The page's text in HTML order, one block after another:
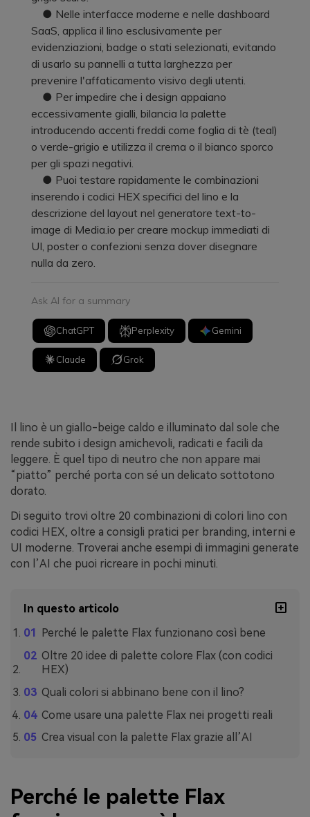
● Nelle interfacce moderne e nelle dashboard
SaaS, applica il lino esclusivamente per
evidenziazioni, badge o stati selezionati, evitando
di usarlo su pannelli a tutta larghezza per
prevenire l'affaticamento visivo degli utenti.
● Per impedire che i design appaiano
eccessivamente gialli, bilancia la palette
introducendo accenti freddi come foglia di tè (teal)
o verde-grigio e utilizza il crema o il bianco sporco
per gli spazi negativi.
● Puoi testare rapidamente le combinazioni
inserendo i codici HEX specifici del lino e la
descrizione del layout nel generatore text-to-
image di Media.io per creare mockup immediati di
UI, poster o confezioni senza dover disegnare
nulla da zero.
Ask AI for a summary
ChatGPT Perplexity Gemini
Claude Grok
Il lino è un giallo-beige caldo e illuminato dal sole che
rende subito i design amichevoli, radicati e facili da
leggere. È quel tipo di neutro che non appare mai
“piatto” perché porta con sé un delicato sottotono
dorato.
Di seguito trovi oltre 20 combinazioni di colori lino con
codici HEX, oltre a consigli pratici per branding, interni e
UI moderne. Troverai anche esempi di immagini generate
con l’AI che puoi ricreare in pochi minuti.
In questo articolo
Perché le palette Flax funzionano così bene
Oltre 20 idee di palette colore Flax (con codici
HEX)
Quali colori si abbinano bene con il lino?
Come usare una palette Flax nei progetti reali
Crea visual con la palette Flax grazie all’AI
Perché le palette Flax